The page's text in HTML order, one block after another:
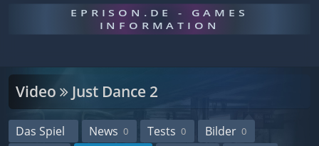
EPRISON.DE - GAMES
INFORMATION
Video Just Dance 2
Das Spiel News 0 Tests 0 Bilder 0